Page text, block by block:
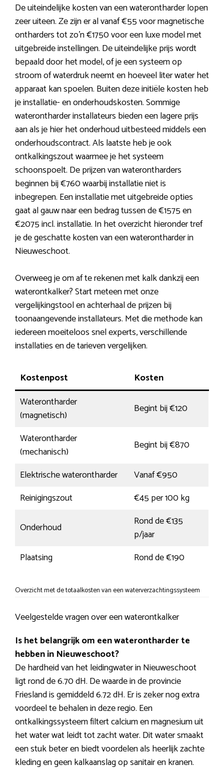
De uiteindelijke kosten van een waterontharder lopen
zeer uiteen. Ze zijn er al vanaf €55 voor magnetische
ontharders tot zo’n €1750 voor een luxe model met
uitgebreide instellingen. De uiteindelijke prijs wordt
bepaald door het model, of je een systeem op
stroom of waterdruk neemt en hoeveel liter water het
apparaat kan spoelen. Buiten deze initiële kosten heb
je installatie- en onderhoudskosten. Sommige
waterontharder installateurs bieden een lagere prijs
aan als je hier het onderhoud uitbesteed middels een
onderhoudscontract. Als laatste heb je ook
ontkalkingszout waarmee je het systeem
schoonspoelt. De prijzen van waterontharders
beginnen bij €760 waarbij installatie niet is
inbegrepen. Een installatie met uitgebreide opties
gaat al gauw naar een bedrag tussen de €1575 en
€2075 incl. installatie. In het overzicht hieronder tref
je de geschatte kosten van een waterontharder in
Nieuweschoot.
Overweeg je om af te rekenen met kalk dankzij een
waterontkalker? Start meteen met onze
vergelijkingstool en achterhaal de prijzen bij
toonaangevende installateurs. Met die methode kan
iedereen moeiteloos snel experts, verschillende
installaties en de tarieven vergelijken.
Kostenpost
Kosten
Waterontharder
(magnetisch)
Begint bij €120
Waterontharder
(mechanisch)
Begint bij €870
Elektrische waterontharder
Vanaf €950
Reinigingszout
€45 per 100 kg
Onderhoud
Rond de €135
p/jaar
Plaatsing
Rond de €190
Overzicht met de totaalkosten van een waterverzachtingssysteem
Veelgestelde vragen over een waterontkalker
Is het belangrijk om een waterontharder te
hebben in Nieuweschoot?
De hardheid van het leidingwater in Nieuweschoot
ligt rond de 6.70 dH. De waarde in de provincie
Friesland is gemiddeld 6.72 dH. Er is zeker nog extra
voordeel te behalen in deze regio. Een
ontkalkingssysteem filtert calcium en magnesium uit
het water wat leidt tot zacht water. Dit water smaakt
een stuk beter en biedt voordelen als heerlijk zachte
kleding en geen kalkaanslag op sanitair en kranen.